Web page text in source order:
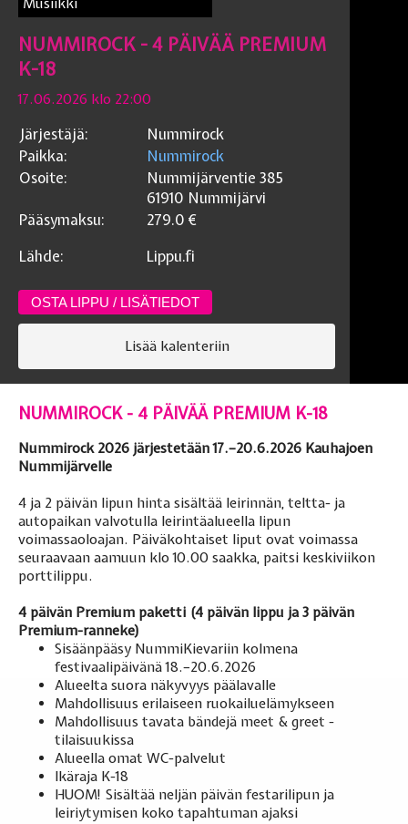
Musiikki
NUMMIROCK - 4 PÄIVÄÄ PREMIUM
K-18
17.06.2026 klo 22:00
Järjestäjä:
Nummirock
Paikka:
Nummirock
Osoite:
Nummijärventie 385
61910 Nummijärvi
Pääsymaksu:
279.0 €
Lähde:
Lippu.fi
OSTA LIPPU / LISÄTIEDOT
Lisää kalenteriin
NUMMIROCK - 4 PÄIVÄÄ PREMIUM K-18
Nummirock 2026 järjestetään 17.–20.6.2026 Kauhajoen
Nummijärvelle
4 ja 2 päivän lipun hinta sisältää leirinnän, teltta- ja
autopaikan valvotulla leirintäalueella lipun
voimassaoloajan. Päiväkohtaiset liput ovat voimassa
seuraavaan aamuun klo 10.00 saakka, paitsi keskiviikon
porttilippu.
4 päivän Premium paketti (4 päivän lippu ja 3 päivän
Premium-ranneke)
Sisäänpääsy NummiKievariin kolmena
festivaalipäivänä 18.–20.6.2026
Alueelta suora näkyvyys päälavalle
Mahdollisuus erilaiseen ruokailuelämykseen
Mahdollisuus tavata bändejä meet & greet -
tilaisuukissa
Alueella omat WC-palvelut
Ikäraja K-18
HUOM! Sisältää neljän päivän festarilipun ja
leiriytymisen koko tapahtuman ajaksi